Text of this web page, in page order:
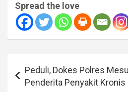
Spread the love
posPeduli, Dokes Polres
Penderita Penyakit Kronis